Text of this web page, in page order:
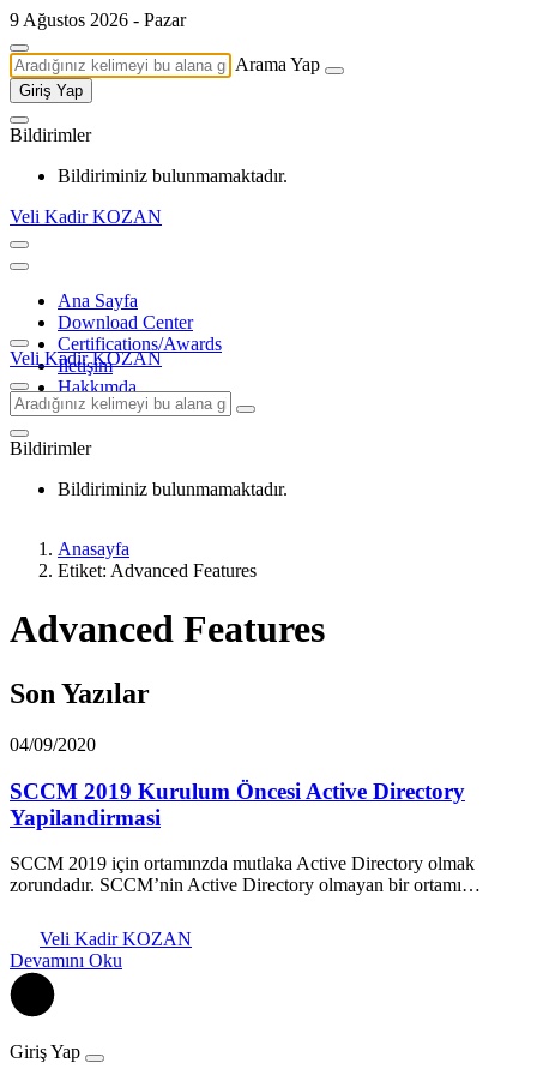
9 Ağustos 2026 - Pazar
Arama Yap
Giriş Yap
Bildirimler
Bildiriminiz bulunmamaktadır.
Veli Kadir KOZAN
Ana Sayfa
Download Center
Certifications/Awards
İletişim
Hakkımda
Veli Kadir KOZAN
Bildirimler
Bildiriminiz bulunmamaktadır.
Anasayfa
Etiket: Advanced Features
Advanced Features
Son Yazılar
04/09/2020
SCCM 2019 Kurulum Öncesi Active Directory
Yapilandirmasi
SCCM 2019 için ortamınzda mutlaka Active Directory olmak
zorundadır. SCCM’nin Active Directory olmayan bir ortamı…
Veli Kadir KOZAN
Devamını Oku
Giriş Yap